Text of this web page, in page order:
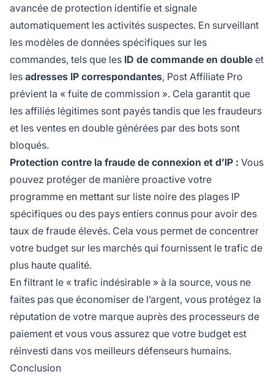
avancée de protection identifie et signale
automatiquement les activités suspectes. En surveillant
les modèles de données spécifiques sur les
commandes, tels que les ID de commande en double et
les adresses IP correspondantes, Post Affiliate Pro
prévient la « fuite de commission ». Cela garantit que
les affiliés légitimes sont payés tandis que les fraudeurs
et les ventes en double générées par des bots sont
bloqués.
Protection contre la fraude de connexion et d’IP : Vous
pouvez protéger de manière proactive votre
programme en mettant sur liste noire des plages IP
spécifiques ou des pays entiers connus pour avoir des
taux de fraude élevés. Cela vous permet de concentrer
votre budget sur les marchés qui fournissent le trafic de
plus haute qualité.
En filtrant le « trafic indésirable » à la source, vous ne
faites pas que économiser de l’argent, vous protégez la
réputation de votre marque auprès des processeurs de
paiement et vous vous assurez que votre budget est
réinvesti dans vos meilleurs défenseurs humains.
Conclusion